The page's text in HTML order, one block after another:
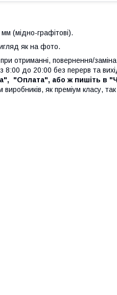
(мідно-графітові).
як на фото.
отриманні, повернення/
8:00 до 20:00 без перерв та
"Оплата", або ж пишіть в
як преміум класу,